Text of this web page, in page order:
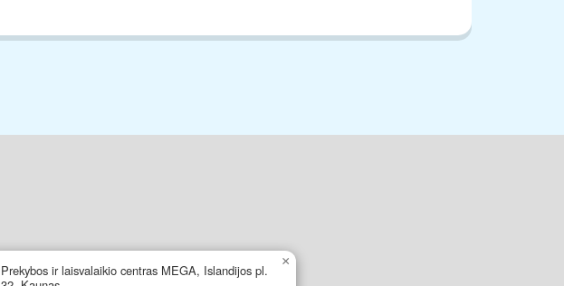
Prekybos ir laisvalaikio centras MEGA, Islandijos pl.
×